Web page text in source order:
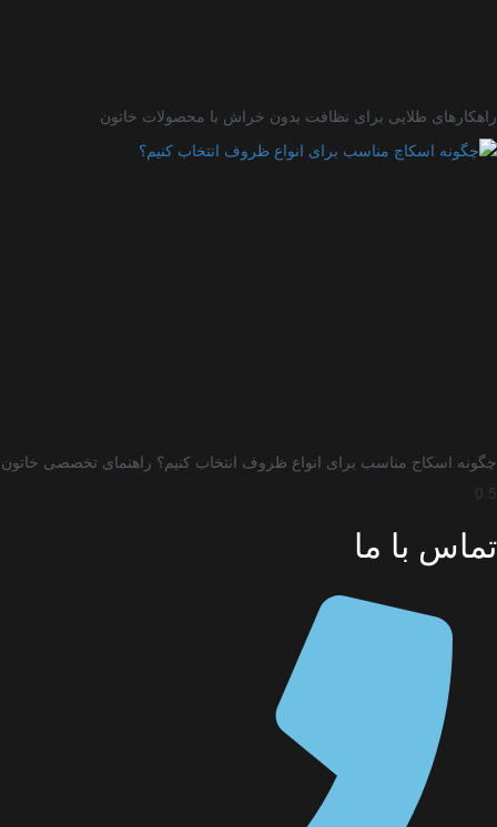
طلایی برای نظافت بدون خراش با محصولات خاتون
اسکاج مناسب برای انواع ظروف انتخاب کنیم؟ راهنمای تخصصی خاتون
با ما